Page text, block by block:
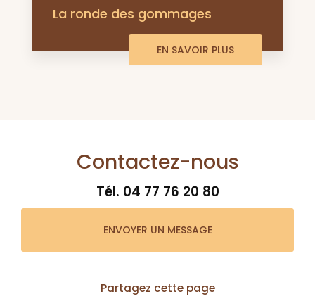
La ronde des gommages
EN SAVOIR PLUS
Contactez-nous
Tél. 04 77 76 20 80
ENVOYER UN MESSAGE
Partagez cette page